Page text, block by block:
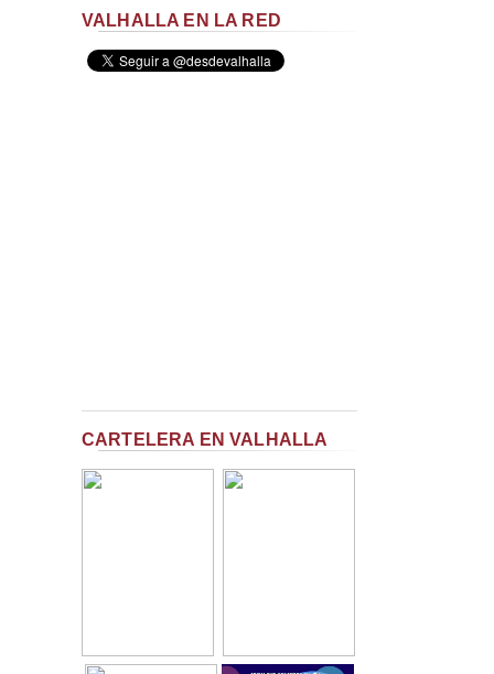
VALHALLA EN LA RED
CARTELERA EN VALHALLA